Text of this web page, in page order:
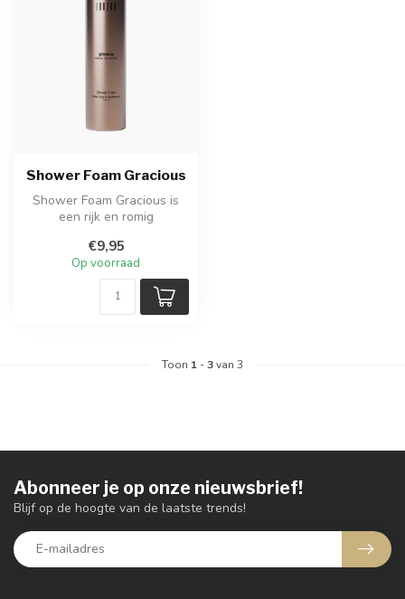
Shower Foam Gracious
Shower Foam Gracious is
een rijk en romig
amber, cederhou...
€9,95
Op voorraad
Toon 1 -3van 3
Abonneer je op onze nieuwsbrief!
Blijf op de hoogte van de laatste trends!